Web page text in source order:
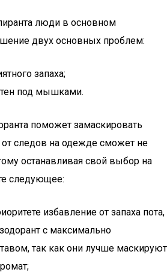
люди в основном
двух основных проблем:
запаха;
под мышками.
поможет замаскировать
от следов на одежде сможет не
останавливая свой выбор на
следующее:
избавление от запаха пота,
с максимально
так как они лучше маскируют